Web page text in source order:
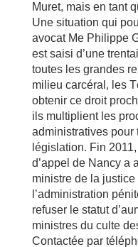
Muret, mais en tant
Une situation qui
avocat Me Philippe
est saisi d’une
toutes les grandes
milieu carcéral, les
obtenir ce droit
ils multiplient les
administratives pour
législation. Fin
d’appel de Nancy a
ministre de la
l’administration
refuser le statut
ministres du culte
Contactée par